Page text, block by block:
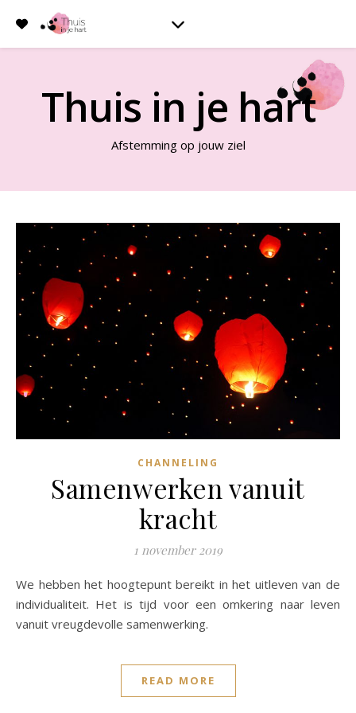
Thuis in je hart
Afstemming op jouw ziel
CHANNELING
Samenwerken vanuit
kracht
1 november 2019
We hebben het hoogtepunt bereikt in het uitleven van de
individualiteit. Het is tijd voor een omkering naar leven
vanuit vreugdevolle samenwerking.
READ MORE